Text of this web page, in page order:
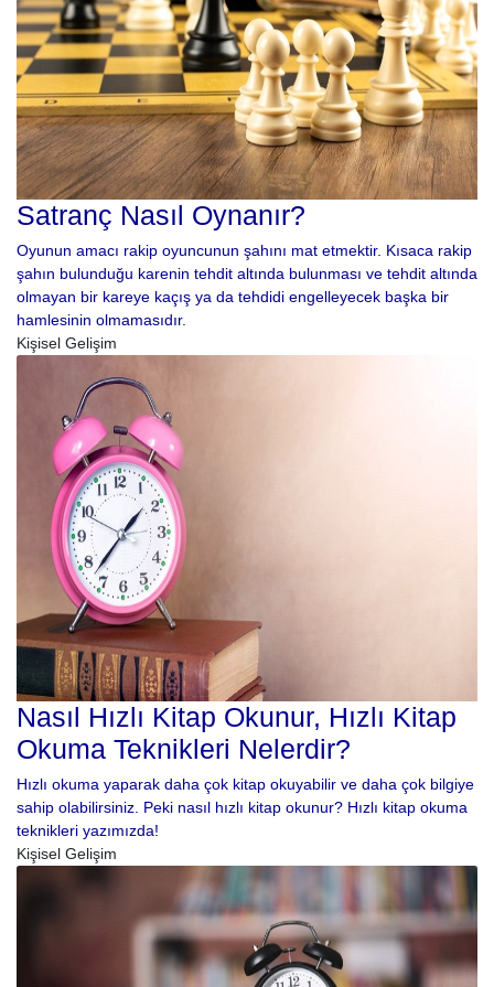
Satranç Nasıl Oynanır?
Oyunun amacı rakip oyuncunun şahını mat etmektir. Kısaca rakip
şahın bulunduğu karenin tehdit altında bulunması ve tehdit altında
olmayan bir kareye kaçış ya da tehdidi engelleyecek başka bir
hamlesinin olmamasıdır.
Kişisel Gelişim
Nasıl Hızlı Kitap Okunur, Hızlı Kitap
Okuma Teknikleri Nelerdir?
Hızlı okuma yaparak daha çok kitap okuyabilir ve daha çok bilgiye
sahip olabilirsiniz. Peki nasıl hızlı kitap okunur? Hızlı kitap okuma
teknikleri yazımızda!
Kişisel Gelişim